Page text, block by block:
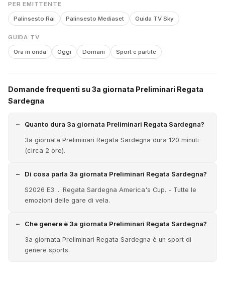
PER EMITTENTE
Palinsesto Rai Palinsesto Mediaset Guida TV Sky
GUIDA TV
Ora in onda Oggi Domani Sport e partite
Domande frequenti su 3a giornata Preliminari Regata
Sardegna
Quanto dura 3a giornata Preliminari Regata Sardegna?
3a giornata Preliminari Regata Sardegna dura 120 minuti
(circa 2 ore).
Di cosa parla 3a giornata Preliminari Regata Sardegna?
S2026 E3 ... Regata Sardegna America's Cup. - Tutte le
emozioni delle gare di vela.
Che genere è 3a giornata Preliminari Regata Sardegna?
3a giornata Preliminari Regata Sardegna è un sport di
genere sports.